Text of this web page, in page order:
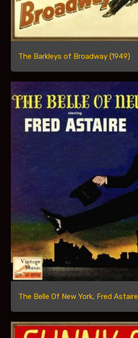
The Barkleys of Broadway (1949)
The Belle Of New York, Fred Astaire